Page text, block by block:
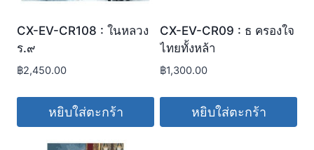
CX-EV-CR108 : ในหลวง
ร.๙
฿2,450.00
หยิบใส่ตะกร้า
CX-EV-CR09 : ธ ครองใจ
ไทยทั้งหล้า
฿1,300.00
หยิบใส่ตะกร้า